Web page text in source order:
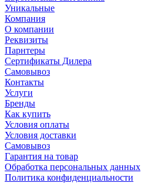
Уникальные
Компания
О компании
Реквизиты
Парнтеры
Сертификаты Дилера
Самовывоз
Контакты
Услуги
Бренды
Как купить
Условия оплаты
Условия доставки
Самовывоз
Гарантия на товар
Обработка персональных данных
Политика конфиденциальности